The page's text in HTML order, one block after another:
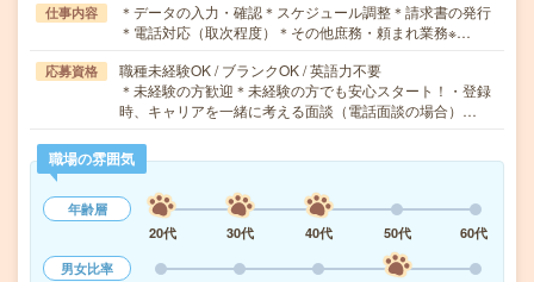
仕事内容
＊データの入力・確認＊スケジュール調整＊請求書の発行
＊電話対応（取次程度）＊その他庶務・頼まれ業務※…
応募資格
職種未経験OK / ブランクOK / 英語力不要
＊未経験の方歓迎＊未経験の方でも安心スタート！・登録
時、キャリアを一緒に考える面談（電話面談の場合）…
職場の雰囲気
年齢層
20代
30代 40代 50代
60代
男女比率